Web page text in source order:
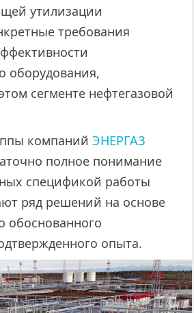
утилизации
требования
оборудования,
сегменте нефтегазовой
компаний ЭНЕРГАЗ
полное понимание
спецификой работы
ряд решений на основе
обоснованного
опыта.